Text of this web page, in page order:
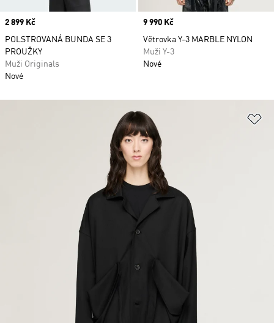
Price
2 899 Kč
POLSTROVANÁ BUNDA SE 3
PROUŽKY
Muži Originals
Nové
Price
9 990 Kč
Větrovka Y-3 MARBLE NYLON
Muži Y-3
Nové